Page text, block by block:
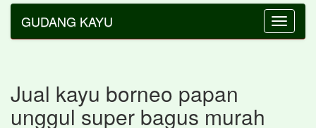
Toggle
GUDANG KAYU
Jual kayu borneo papan
unggul super bagus murah